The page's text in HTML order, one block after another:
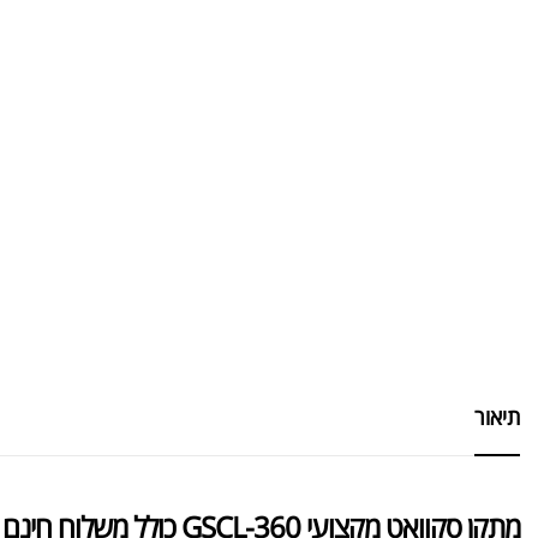
תיאור
מתקן סקוואט מקצועי GSCL-360 כולל משלוח חינם עד הבית